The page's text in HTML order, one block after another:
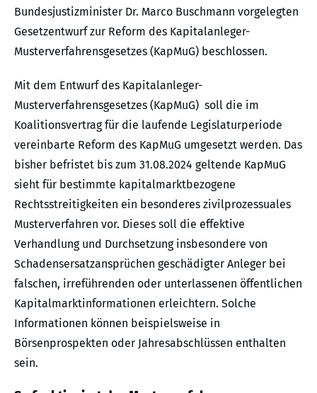
Bundesjustizminister Dr. Marco Buschmann vorgelegten
Gesetzentwurf zur Reform des Kapitalanleger-
Musterverfahrensgesetzes (KapMuG) beschlossen.
Mit dem Entwurf des Kapitalanleger-
Musterverfahrensgesetzes (KapMuG) soll die im
Koalitionsvertrag für die laufende Legislaturperiode
vereinbarte Reform des KapMuG umgesetzt werden. Das
bisher befristet bis zum 31.08.2024 geltende KapMuG
sieht für bestimmte kapitalmarktbezogene
Rechtsstreitigkeiten ein besonderes zivilprozessuales
Musterverfahren vor. Dieses soll die effektive
Verhandlung und Durchsetzung insbesondere von
Schadensersatzansprüchen geschädigter Anleger bei
falschen, irreführenden oder unterlassenen öffentlichen
Kapitalmarktinformationen erleichtern. Solche
Informationen können beispielsweise in
Börsenprospekten oder Jahresabschlüssen enthalten
sein.